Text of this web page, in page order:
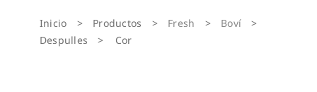
Inicio > Productos > Fresh > Boví
>
Despulles
> Cor